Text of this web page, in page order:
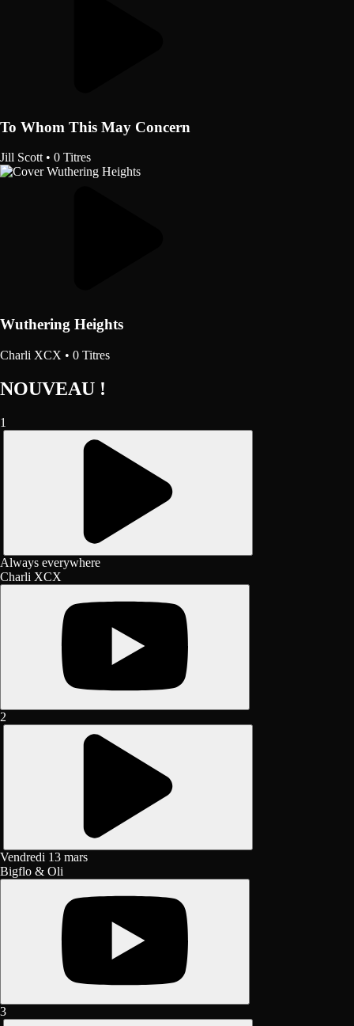
To Whom This May Concern
Jill Scott • 0 Titres
Wuthering Heights
Charli XCX • 0 Titres
NOUVEAU !
1
Always everywhere
Charli XCX
2
Vendredi 13 mars
Bigflo & Oli
3